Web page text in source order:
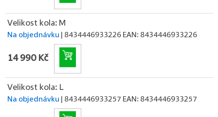
Velikost kola: M
Na objednávku | 8434446933226 EAN: 8434446933226
14 990 Kč
Velikost kola: L
Na objednávku | 8434446933257 EAN: 8434446933257